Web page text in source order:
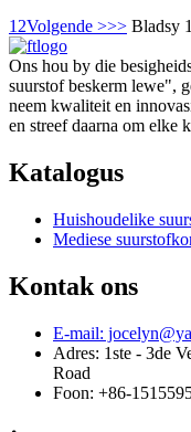
1 2Volgende >>> Bladsy
Ons hou by die
suurstof beskerm lewe",
neem kwaliteit en
en streef daarna om elke
Katalogus
Huishoudelike
Mediese
Kontak ons
E-mail:
Adres: 1ste - 3de
Road
Foon: +86-